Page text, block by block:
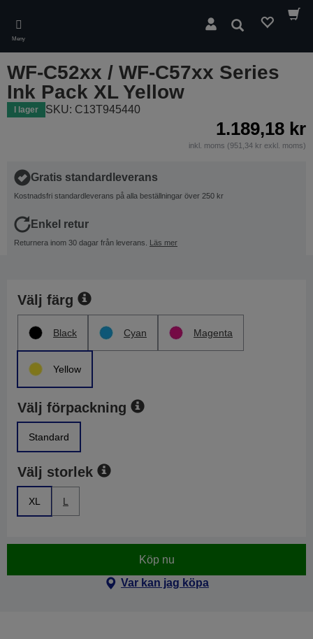
main
content
Meny
Sök
WF-C52xx / WF-C57xx Series
Ink Pack XL Yellow
I lager SKU: C13T945440
1.189,18 kr
inkl. moms (951,34 kr exkl. moms)
Gratis standardleverans
Kostnadsfri standardleverans på alla beställningar över 250 kr
Enkel retur
Returnera inom 30 dagar från leverans. Läs mer
Välj färg
Black Cyan Magenta
Yellow
Välj förpackning
Standard
Välj storlek
XL L
Köp nu
Var kan jag köpa